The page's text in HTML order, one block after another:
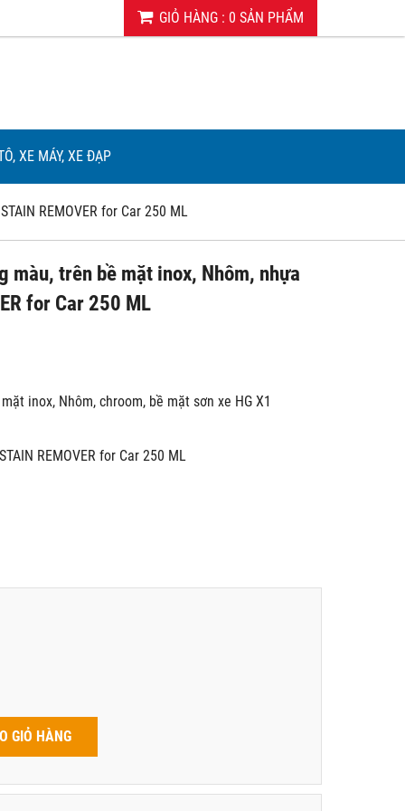
GIỎ HÀNG : 0 SẢN PHẨM
XE MÁY, XE ĐẠP
REMOVER for Car 250 ML
màu, trên bề mặt inox, Nhôm, nhựa
for Car 250 ML
inox, Nhôm, chroom, bề mặt sơn xe HG X1
REMOVER for Car 250 ML
GIỎ HÀNG